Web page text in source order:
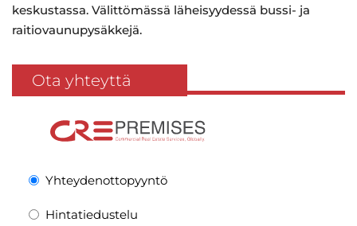
keskustassa. Välittömässä läheisyydessä bussi- ja
raitiovaunupysäkkejä.
Ota yhteyttä
Yhteydenottopyyntö
Hintatiedustelu